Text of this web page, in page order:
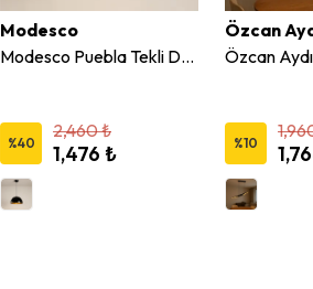
Modesco
Modesco Puebla Tekli Dekoratif Sarkıt Avize
%40
2,460 ₺
1,476 ₺
Özcan
%10